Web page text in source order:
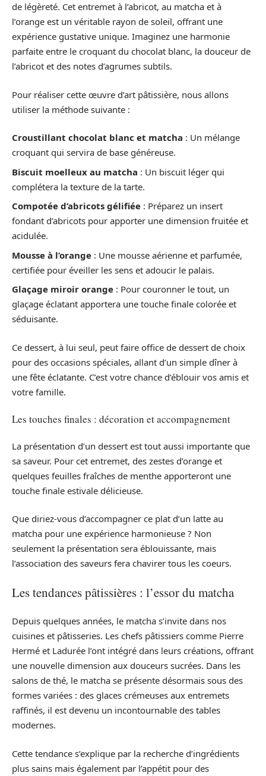
de légèreté. Cet entremet à l’abricot, au matcha et à
l’orange est un véritable rayon de soleil, offrant une
expérience gustative unique. Imaginez une harmonie
parfaite entre le croquant du chocolat blanc, la douceur de
l’abricot et des notes d’agrumes subtils.
Pour réaliser cette œuvre d’art pâtissière, nous allons
utiliser la méthode suivante :
Croustillant chocolat blanc et matcha : Un mélange
croquant qui servira de base généreuse.
Biscuit moelleux au matcha : Un biscuit léger qui
complétera la texture de la tarte.
Compotée d’abricots gélifiée : Préparez un insert
fondant d’abricots pour apporter une dimension fruitée et
acidulée.
Mousse à l’orange : Une mousse aérienne et parfumée,
certifiée pour éveiller les sens et adoucir le palais.
Glaçage miroir orange : Pour couronner le tout, un
glaçage éclatant apportera une touche finale colorée et
séduisante.
Ce dessert, à lui seul, peut faire office de dessert de choix
pour des occasions spéciales, allant d’un simple dîner à
une fête éclatante. C’est votre chance d’éblouir vos amis et
votre famille.
Les touches finales : décoration et accompagnement
La présentation d’un dessert est tout aussi importante que
sa saveur. Pour cet entremet, des zestes d’orange et
quelques feuilles fraîches de menthe apporteront une
touche finale estivale délicieuse.
Que diriez-vous d’accompagner ce plat d’un latte au
matcha pour une expérience harmonieuse ? Non
seulement la présentation sera éblouissante, mais
l’association des saveurs fera chavirer tous les coeurs.
Les tendances pâtissières : l’essor du matcha
Depuis quelques années, le matcha s’invite dans nos
cuisines et pâtisseries. Les chefs pâtissiers comme Pierre
Hermé et Ladurée l’ont intégré dans leurs créations, offrant
une nouvelle dimension aux douceurs sucrées. Dans les
salons de thé, le matcha se présente désormais sous des
formes variées : des glaces crémeuses aux entremets
raffinés, il est devenu un incontournable des tables
modernes.
Cette tendance s’explique par la recherche d’ingrédients
plus sains mais également par l’appétit pour des